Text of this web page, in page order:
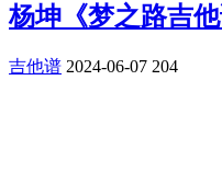
杨坤《梦之路吉
吉他谱 2024-06-07 204